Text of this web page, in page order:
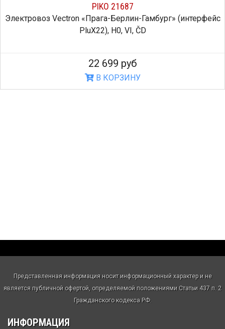
PIKO 21687
Электровоз Vectron «Прага-Берлин-Гамбург» (интерфейс
PluX22), H0, VI, ČD
22 699 руб
В КОРЗИНУ
Представленная информация носит информационный характер и не
является публичной офертой, определяемой положениями Статьи 437 п. 2
Гражданского кодекса РФ.
ИНФОРМАЦИЯ